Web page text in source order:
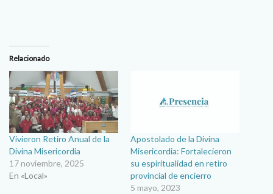
Relacionado
Vivieron Retiro Anual de la
Divina Misericordia
17 noviembre, 2025
En «Local»
Apostolado de la Divina
Misericordia: Fortalecieron
su espiritualidad en retiro
provincial de encierro
5 mayo, 2023